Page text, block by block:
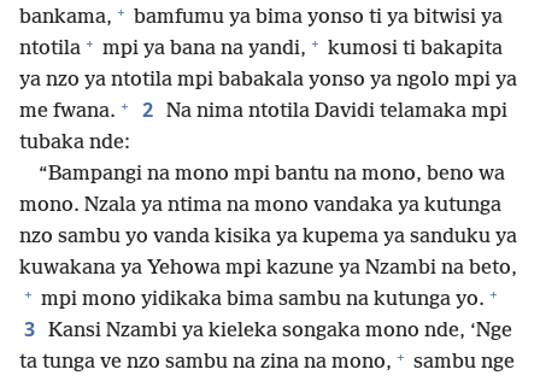
bankama, + bamfumu ya bima yonso ti ya bitwisi ya
ntotila + mpi ya bana na yandi, + kumosi ti bakapita
ya nzo ya ntotila mpi babakala yonso ya ngolo mpi ya
me fwana. + 2 Na nima ntotila Davidi telamaka mpi
tubaka nde:
“Bampangi na mono mpi bantu na mono, beno wa
mono. Nzala ya ntima na mono vandaka ya kutunga
nzo sambu yo vanda kisika ya kupema ya sanduku ya
kuwakana ya Yehowa mpi kazune ya Nzambi na beto,
+ mpi mono yidikaka bima sambu na kutunga yo. +
3 Kansi Nzambi ya kieleka songaka mono nde, ‘Nge
ta tunga ve nzo sambu na zina na mono, + sambu nge